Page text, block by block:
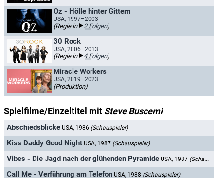
Oz - Hölle hinter Gittern
USA, 1997–2003
(Regie in 2 Folgen)
30 Rock
USA, 2006–2013
(Regie in 4 Folgen)
Miracle Workers
USA, 2019–2023
(Produktion)
Spielfilme/Einzeltitel mit Steve Buscemi
Abschiedsblicke USA, 1986 (Schauspieler)
Kiss Daddy Good Night USA, 1987 (Schauspieler)
Vibes - Die Jagd nach der glühenden Pyramide USA, 1987 (Schauspieler)
Call Me - Verführung am Telefon USA, 1988 (Schauspieler)